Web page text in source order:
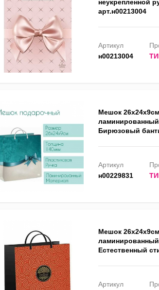
неукрепленной
арт.н00213004
Артикул
н00213004
Мешок
ламинированный
Бирюзовый
Артикул
н00229831
Мешок
ламинированный
Естественный
Артикул